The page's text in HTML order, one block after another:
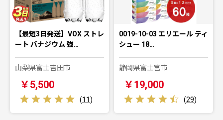
【最短3日発送】VOX ストレ
ート バナジウム 強…
山梨県富士吉田市
￥5,500
(11)
0019-10-03 エリエール ティ
シュー 18…
静岡県富士宮市
￥19,000
(29)